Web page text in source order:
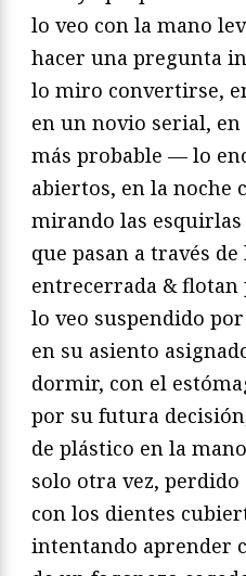
lo veo con la mano
hacer una pregunta
lo miro convertirse,
en un novio serial,
más probable — lo
abiertos, en la noche
mirando las esquirlas
que pasan a través
entrecerrada & flotan
lo veo suspendido
en su asiento
dormir, con el
por su futura
de plástico en la
solo otra vez,
con los dientes
intentando aprender